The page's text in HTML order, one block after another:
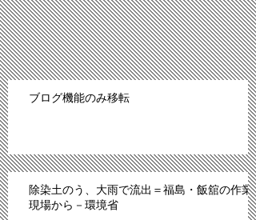
ブログ機能のみ移転
除染土のう、大雨で流出＝福島・飯舘の作業
現場から－環境省